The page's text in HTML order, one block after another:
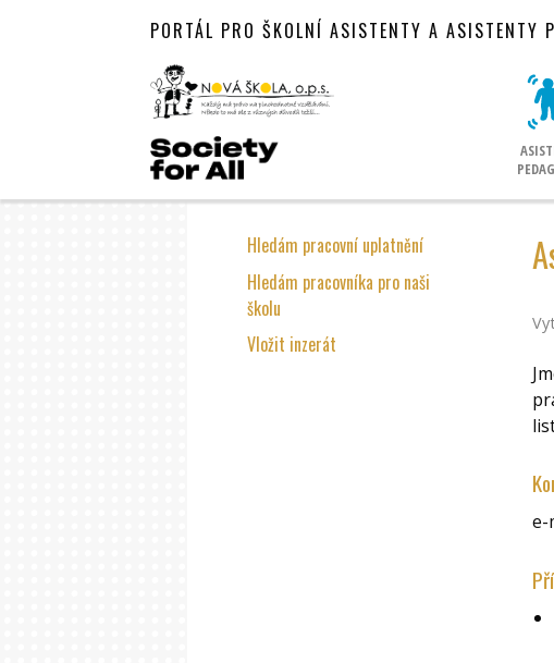
PORTÁL PRO ŠKOLNÍ ASISTENTY A ASISTENTY
Hledám pracovní uplatnění
Hledám pracovníka pro naši
školu
Vložit inzerát
e-